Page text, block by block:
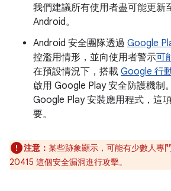
我們建議所有使用者盡可能更新
Android。
Android 安全團隊透過 Google
控濫用情形，並向使用者警示可
在預設情況下，搭載 Google 行
啟用 Google Play 安全防護機制
Google Play 安裝應用程式，這
要。
注意： 某些跡象顯示，可能有少數人專
20415 這個安全漏洞進行攻擊。